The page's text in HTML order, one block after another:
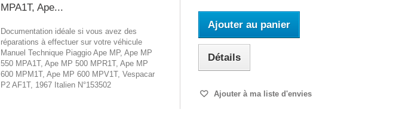
MPA1T, Ape...
Documentation idéale si vous avez des
réparations à effectuer sur votre véhicule
Manuel Technique Piaggio Ape MP, Ape MP
550 MPA1T, Ape MP 500 MPR1T, Ape MP
600 MPM1T, Ape MP 600 MPV1T, Vespacar
P2 AF1T, 1967 Italien N°153502
Ajouter au panier
Détails
Ajouter à ma liste d'envies